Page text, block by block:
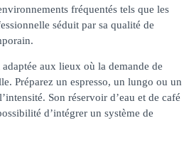
fréquentés tels que les
séduit par sa qualité de
aux lieux où la demande de
Préparez un espresso, un lungo ou un
Son réservoir d’eau et de café
d’intégrer un système de